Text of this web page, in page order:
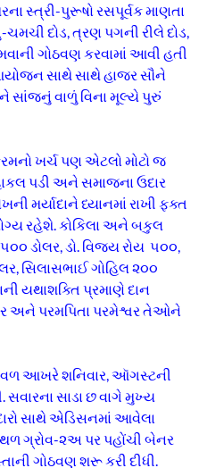
સ્ત્રી-પુરૂષો રસપૂર્વક માણતા
દોડ, ત્રણ પગની રીલે દોડ,
ગોઠવણ કરવામાં આવી હતી
સાથે સાથે હાજર સૌને
સાંજનું વાળું વિના મૂલ્યે પુરું
ખર્ચ પણ એટલો મોટો જ
પડી અને સમાજના ઉદાર
મર્યાદાને ધ્યાનમાં રાખી ફક્ત
રહેશે. કોકિલા અને બકુલ
ડોલર, ડો. વિજય રોય ૫૦૦,
સિલાસભાઈ ગોહિલ ૨૦૦
યથાશક્તિ પ્રમાણે દાન
અને પરમપિતા પરમેશ્વર તેઓને
આખરે શનિવાર, ઑગસ્ટની
સવારના સાડા છ વાગે મુખ્ય
સાથે એડિસનમાં આવેલા
ગ્રોવ-૨અ પર પહોંચી બેનર
ગોઠવણ શરૂ કરી દીધી.